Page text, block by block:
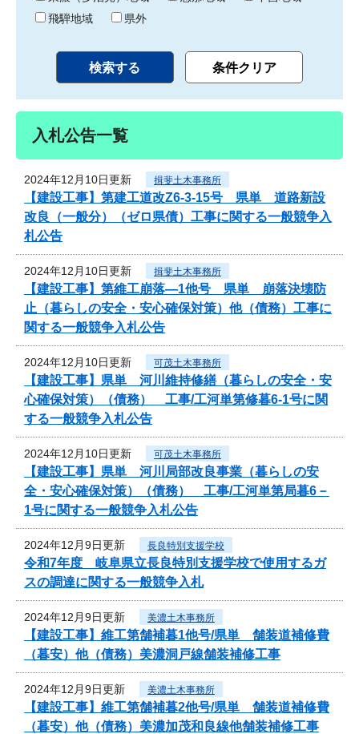
飛騨地域
県外
入札公告一覧
2024年12月10日更新 揖斐土木事務所
【建設工事】第建工道改Z6-3-15号 県単 道路新設
改良（一般分）（ゼロ県債）工事に関する一般競争入
札公告
2024年12月10日更新 揖斐土木事務所
【建設工事】第維工崩落―1他号 県単 崩落決壊防
止（暮らしの安全・安心確保対策）他（債務）工事に
関する一般競争入札公告
2024年12月10日更新 可茂土木事務所
【建設工事】県単 河川維持修繕（暮らしの安全・安
心確保対策）（債務） 工事/工河単第修暮6-1号に関
する一般競争入札公告
2024年12月10日更新 可茂土木事務所
【建設工事】県単 河川局部改良事業（暮らしの安
全・安心確保対策）（債務） 工事/工河単第局暮6－
1号に関する一般競争入札公告
2024年12月9日更新 長良特別支援学校
令和7年度 岐阜県立長良特別支援学校で使用するガ
スの調達に関する一般競争入札
2024年12月9日更新 美濃土木事務所
【建設工事】維工第舗補暮1他号/県単 舗装道補修費
（暮安）他（債務）美濃洞戸線舗装補修工事
2024年12月9日更新 美濃土木事務所
【建設工事】維工第舗補暮2他号/県単 舗装道補修費
（暮安）他（債務）美濃加茂和良線他舗装補修工事